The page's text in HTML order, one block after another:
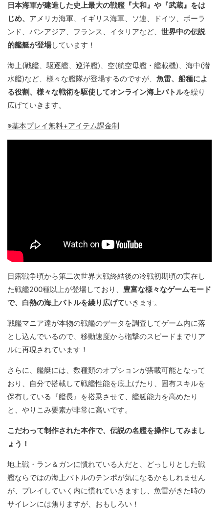
日本海軍が建造した史上最大の戦艦『大和』や『武蔵』をは
じめ、 アメリカ海軍、イギリス海軍、ソ連、ドイツ、ポーラ
ンド、パンアジア、フランス、イタリアなど、 世界中の伝説
的艦艇が登場しています！
海上(戦艦、駆逐艦、巡洋艦)、空(航空母艦・艦載機)、海中(潜
水艦)など、様々な艦隊が登場するのですが、 魚雷、船種によ
る役割、様々な戦術を駆使してオンライン海上バトルを繰り
広げていきます。
※基本プレイ無料+アイテム課金制
日露戦争頃から第二次世界大戦終結後の冷戦初期頃の実在し
た戦艦200種以上が登場しており、 豊富な様々なゲームモード
で、白熱の海上バトルを繰り広げていきます。
戦艦マニア達が本物の戦艦のデータを調査してゲーム内に落
とし込んでいるので、移動速度から砲撃のスピードまでリア
ルに再現されています！
さらに、艦艇には、数種類のオプションが搭載可能となって
おり、自分で搭載して戦艦性能を底上げたり、固有スキルを
保有している『艦長』を搭乗させて、艦艇能力を高めたり
と、やりこみ要素が非常に高いです。
こだわって制作された本作で、伝説の名艦を操作してみまし
ょう！
地上戦・ラン＆ガンに慣れている人だと、どっしりとした戦
艦ならではの海上バトルのテンポが気になるかもしれません
が、プレイしていく内に慣れていきますし、魚雷がきた時の
サイレンには焦りますが、おもしろい！